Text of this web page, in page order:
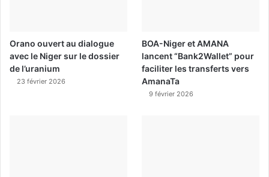
Orano ouvert au dialogue
avec le Niger sur le dossier
de l’uranium
23 février 2026
BOA-Niger et AMANA
lancent “Bank2Wallet” pour
faciliter les transferts vers
AmanaTa
9 février 2026